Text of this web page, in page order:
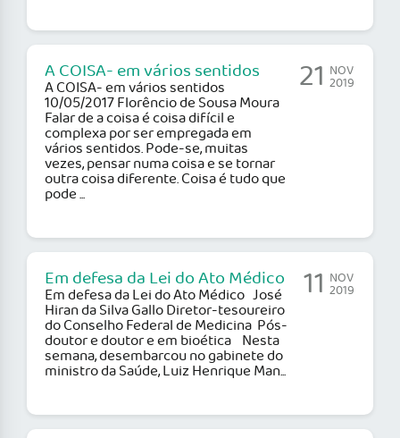
A COISA- em vários sentidos
A COISA- em vários sentidos
10/05/2017 Florêncio de Sousa Moura
Falar de a coisa é coisa difícil e
complexa por ser empregada em
vários sentidos. Pode-se, muitas
vezes, pensar numa coisa e se tornar
outra coisa diferente. Coisa é tudo que
pode ...
21 NOV
2019
Em defesa da Lei do Ato Médico
Em defesa da Lei do Ato Médico José
Hiran da Silva Gallo Diretor-tesoureiro
do Conselho Federal de Medicina Pós-
doutor e doutor e em bioética Nesta
semana, desembarcou no gabinete do
ministro da Saúde, Luiz Henrique Man...
11 NOV
2019